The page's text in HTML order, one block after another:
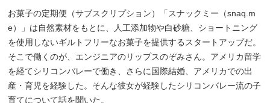
お菓子の定期便（サブスクリプション）「スナックミー（snaq.m
e）」は自然素材をもとに、人工添加物や白砂糖、ショートニング
を使用しないギルトフリーなお菓子を提供するスタートアップだ。
そこで働くのが、エンジニアのリップスのぞみさん。アメリカ留学
を経てシリコンバレーで働き、さらに国際結婚、アメリカでの出
産・育児を経験した。そんな彼女が経験したシリコンバレー流の子
育てについて話を聞いた。